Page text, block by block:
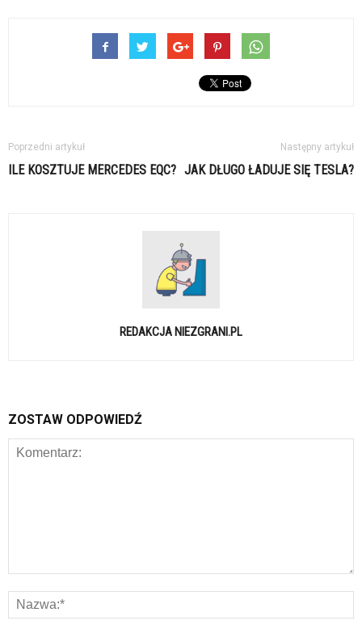
Poprzedni artykuł
ILE KOSZTUJE MERCEDES EQC?
Następny artykuł
JAK DŁUGO ŁADUJE SIĘ TESLA?
REDAKCJA NIEZGRANI.PL
ZOSTAW ODPOWIEDŹ